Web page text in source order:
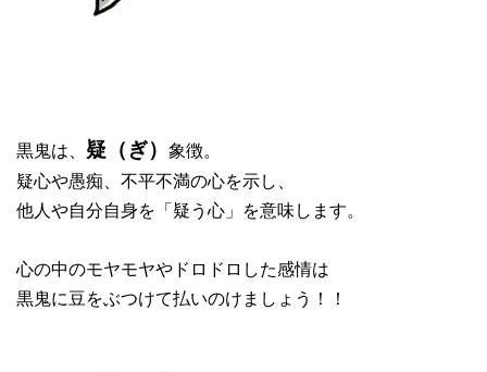
黒鬼は、 疑（ぎ） 象徴。
疑心や愚痴、不平不満の心を示し、
他人や自分自身を「疑う心」を意味します。
心の中のモヤモヤやドロドロした感情は
黒鬼に豆をぶつけて払いのけましょう！！